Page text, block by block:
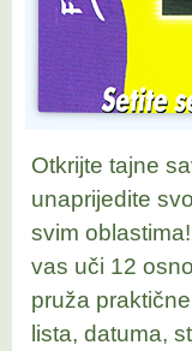
Otkrijte tajne
unaprijedite
svim
vas uči 12
pruža
lista, datuma,